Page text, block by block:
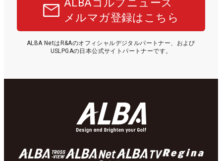
ALBAゴルフニュース
メルマガ登録はこちら
ALBA NetはR&Aのオフィシャルデジタルパートナー、および
USLPGAの日本公式サイトパートナーです。